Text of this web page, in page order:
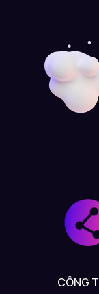
CÔNG